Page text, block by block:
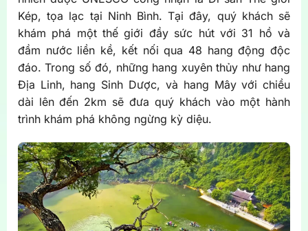
Kép, tọa lạc tại Ninh Bình. Tại đây, quý khách sẽ
khám phá một thế giới đầy sức hút với 31 hồ và
đầm nước liền kề, kết nối qua 48 hang động độc
đáo. Trong số đó, những hang xuyên thủy như hang
Địa Linh, hang Sinh Dược, và hang Mây với chiều
dài lên đến 2km sẽ đưa quý khách vào một hành
trình khám phá không ngừng kỳ diệu.